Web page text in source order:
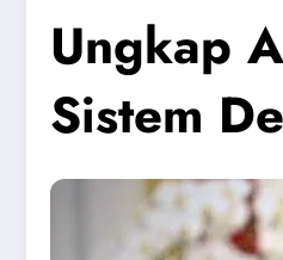
Ungkap
Sistem